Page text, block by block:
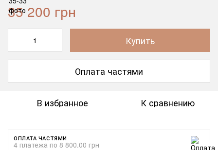
35 200 грн
Купить
Оплата частями
В избранное К сравнению
ОПЛАТА ЧАСТЯМИ
4 платежа по 8 800.00 грн